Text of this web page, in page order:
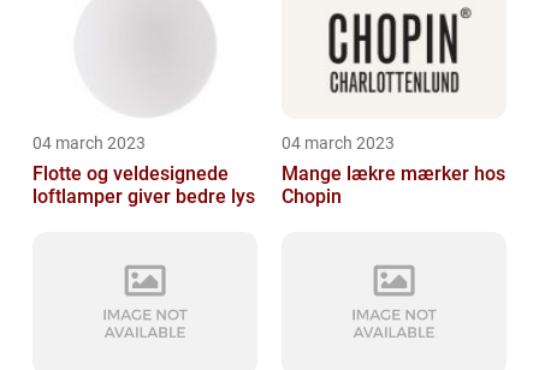
04 march 2023
Flotte og veldesignede
loftlamper giver bedre lys
04 march 2023
Mange lækre mærker hos
Chopin